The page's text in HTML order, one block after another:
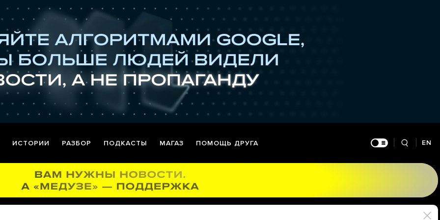
ИСТОРИИ РАЗБОР ПОДКАСТЫ МАГАЗ ПОМОЩЬ ДРУГА EN